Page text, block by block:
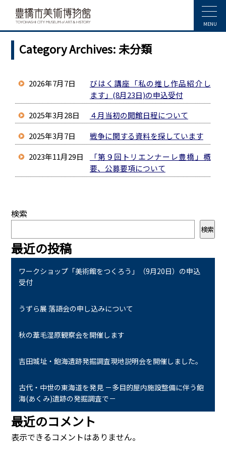
MENU
Category Archives:未分類
2026年7月7日
びはく講座「私の推し作品紹介し
ます」(8月23日)の申込受付
2025年3月28日
４月当初の開館日程について
2025年3月7日
戦争に関する資料を探しています
2023年11月29日
「第９回トリエンナーレ豊橋」概
要、公募要項について
検索
検索
最近の投稿
ワークショップ「美術館をつくろう」（9月20日）の申込
受付
うずら展 落語会の申し込みについて
秋の葦毛湿原観察会を開催します
吉田城址・飽海遺跡発掘調査現地説明会を開催しました。
古代・中世の東海道を発見 －多目的屋内施設整備に伴う飽
海(あくみ)遺跡の発掘調査で－
最近のコメント
表示できるコメントはありません。